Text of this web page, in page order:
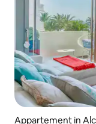
Appartement in